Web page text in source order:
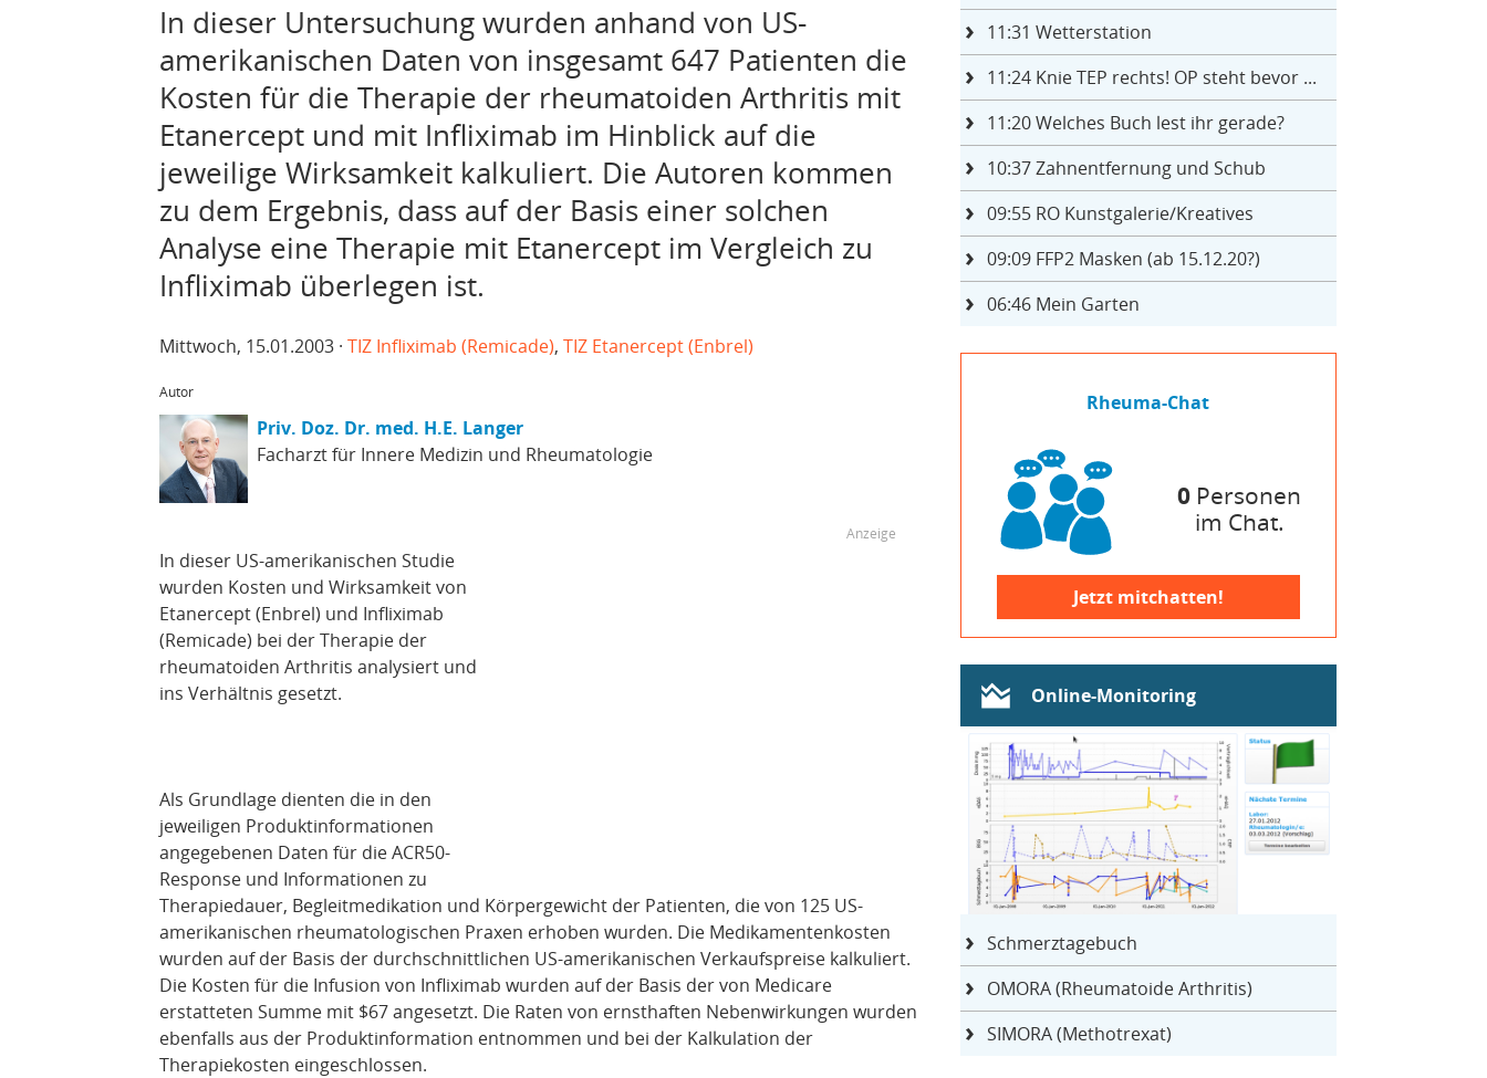
In dieser Untersuchung wurden anhand von US-
amerikanischen Daten von insgesamt 647 Patienten die
Kosten für die Therapie der rheumatoiden Arthritis mit
Etanercept und mit Infliximab im Hinblick auf die
jeweilige Wirksamkeit kalkuliert. Die Autoren kommen
zu dem Ergebnis, dass auf der Basis einer solchen
Analyse eine Therapie mit Etanercept im Vergleich zu
Infliximab überlegen ist.
Mittwoch, 15.01.2003 · TIZ Infliximab (Remicade), TIZ Etanercept (Enbrel)
Autor
Priv. Doz. Dr. med. H.E. Langer
Facharzt für Innere Medizin und Rheumatologie
In dieser US-amerikanischen Studie
wurden Kosten und Wirksamkeit von
Etanercept (Enbrel) und Infliximab
(Remicade) bei der Therapie der
rheumatoiden Arthritis analysiert und
ins Verhältnis gesetzt.
Als Grundlage dienten die in den
jeweiligen Produktinformationen
angegebenen Daten für die ACR50-
Response und Informationen zu
Therapiedauer, Begleitmedikation und Körpergewicht der Patienten, die von 125 US-
amerikanischen rheumatologischen Praxen erhoben wurden. Die Medikamentenkosten
wurden auf der Basis der durchschnittlichen US-amerikanischen Verkaufspreise kalkuliert.
Die Kosten für die Infusion von Infliximab wurden auf der Basis der von Medicare
erstatteten Summe mit $67 angesetzt. Die Raten von ernsthaften Nebenwirkungen wurden
ebenfalls aus der Produktinformation entnommen und bei der Kalkulation der
Therapiekosten eingeschlossen.
11:31 Wetterstation
11:24Knie TEP rechts! OP steht bevor ...
11:20Welches Buch lest ihr gerade?
10:37Zahnentfernung und Schub
09:55RO Kunstgalerie/Kreatives
09:09FFP2 Masken (ab 15.12.20?)
06:46Mein Garten
Rheuma-Chat
0 Personen
im Chat.
Jetzt mitchatten!
Online-Monitoring
Schmerztagebuch
OMORA (Rheumatoide Arthritis)
SIMORA (Methotrexat)